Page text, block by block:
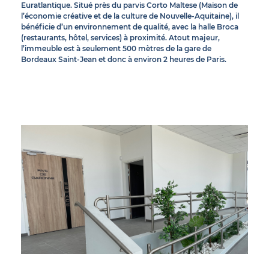
Euratlantique. Situé près du parvis Corto Maltese (Maison de
l’économie créative et de la culture de Nouvelle-Aquitaine), il
bénéficie d’un environnement de qualité, avec la halle Broca
(restaurants, hôtel, services) à proximité. Atout majeur,
l’immeuble est à seulement 500 mètres de la gare de
Bordeaux Saint-Jean et donc à environ 2 heures de Paris.